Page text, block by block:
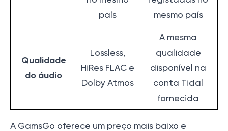
país
mesmo país
Qualidade
do áudio
Lossless,
HiRes FLAC e
Dolby Atmos
A mesma
qualidade
disponível na
conta Tidal
fornecida
A GamsGo oferece um preço mais baixo e